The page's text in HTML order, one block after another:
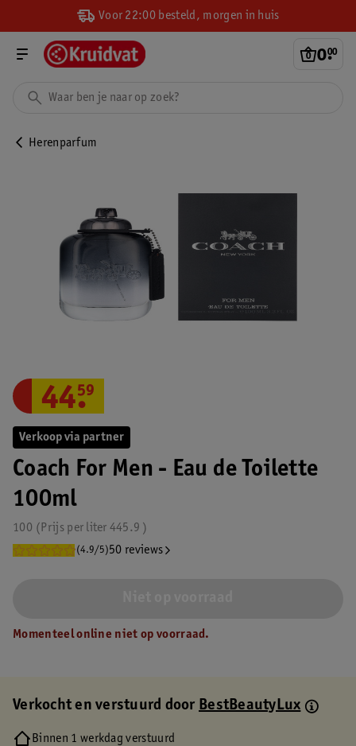
Voor 22:00 besteld, morgen in huis
0.
00
Herenparfum
Verkoop via partner
Coach For Men - Eau de Toilette
100ml
100 445.9
Prijs per liter
(4.9/5)50 reviews
44.
59
Momenteel online niet op voorraad.
Verkocht en verstuurd doorBestBeautyLux
Binnen 1 werkdag verstuurd